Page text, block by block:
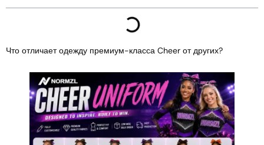
Что отличает одежду премиум-класса Cheer от других?